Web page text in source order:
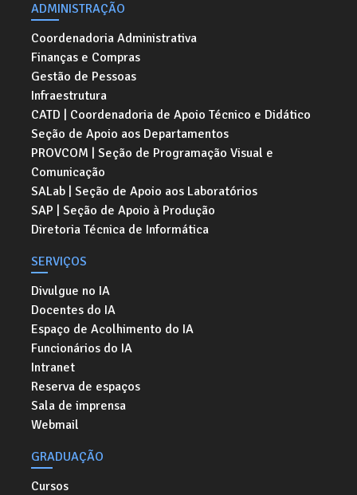
ADMINISTRAÇÃO
Coordenadoria Administrativa
Finanças e Compras
Gestão de Pessoas
Infraestrutura
CATD | Coordenadoria de Apoio Técnico e Didático
Seção de Apoio aos Departamentos
PROVCOM | Seção de Programação Visual e
Comunicação
SALab | Seção de Apoio aos Laboratórios
SAP | Seção de Apoio à Produção
Diretoria Técnica de Informática
SERVIÇOS
Divulgue no IA
Docentes do IA
Espaço de Acolhimento do IA
Funcionários do IA
Intranet
Reserva de espaços
Sala de imprensa
Webmail
GRADUAÇÃO
Cursos